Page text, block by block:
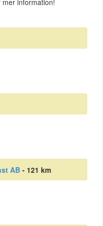
information!
AB- 121 km